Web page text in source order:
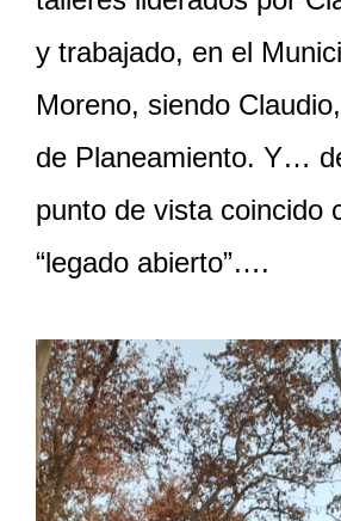
y trabajado, en el
Moreno, siendo
de Planeamiento. Y…
punto de vista coincido
“legado abierto”….